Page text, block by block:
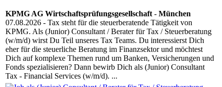
KPMG AG Wirtschaftsprüfungsgesellschaft- München
07.08.2026 - Tax steht für die steuerberatende Tätigkeit von
KPMG. Als (Junior) Consultant / Berater für Tax / Steuerberatung
(w/m/d) wirst Du Teil unseres Tax Teams. Du interessierst Dich
eher für die steuerliche Beratung im Finanzsektor und möchtest
Dich auf komplexe Themen rund um Banken, Versicherungen und
Fonds spezialisieren? Dann bewirb Dich als (Junior) Consultant
Tax - Financial Services (w/m/d). ...